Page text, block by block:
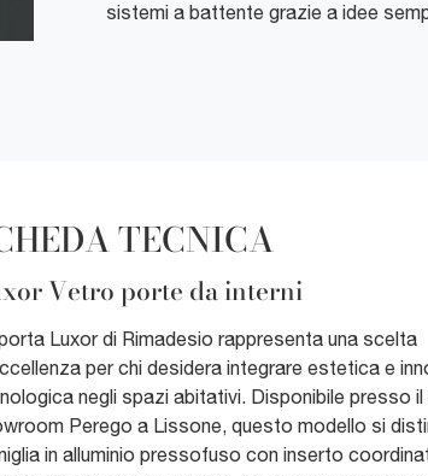
sistemi a battente grazie a idee
TECNICA
Vetro porte da interni
Luxor di Rimadesio rappresenta una scelta
per chi desidera integrare estetica e
negli spazi abitativi. Disponibile presso
Perego a Lissone, questo modello si
in alluminio pressofuso con inserto